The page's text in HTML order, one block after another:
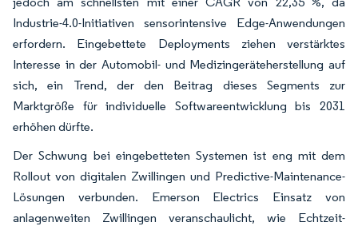
Industrie-4.0-Initiativen sensorintensive Edge-Anwendungen
erfordern. Eingebettete Deployments ziehen verstärktes
Interesse in der Automobil- und Medizingeräteherstellung auf
sich, ein Trend, der den Beitrag dieses Segments zur
Marktgröße für individuelle Softwareentwicklung bis 2031
erhöhen dürfte.
Der Schwung bei eingebetteten Systemen ist eng mit dem
Rollout von digitalen Zwillingen und Predictive-Maintenance-
Lösungen verbunden. Emerson Electrics Einsatz von
anlagenweiten Zwillingen veranschaulicht, wie Echtzeit-